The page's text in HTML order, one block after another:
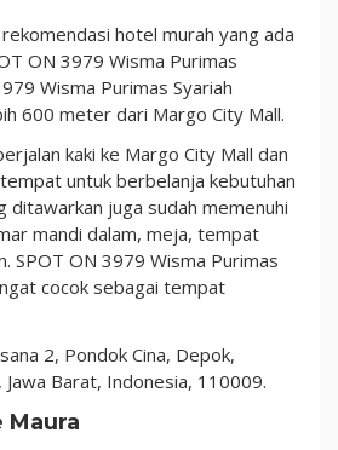
hotel murah yang ada
ON 3979 Wisma Purimas
Wisma Purimas Syariah
600 meter dari Margo City Mall.
kaki ke Margo City Mall dan
untuk berbelanja kebutuhan
ditawarkan juga sudah memenuhi
mandi dalam, meja, tempat
SPOT ON 3979 Wisma Purimas
cocok sebagai tempat
2, Pondok Cina, Depok,
Barat, Indonesia, 110009.
Maura